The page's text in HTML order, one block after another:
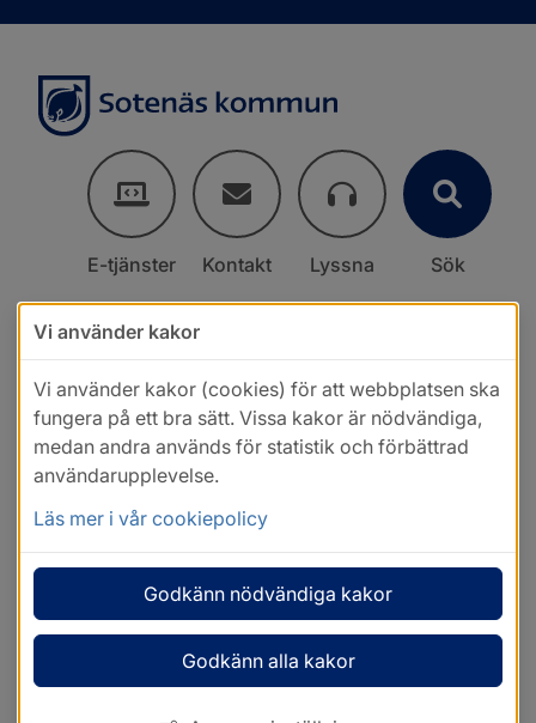
E-tjänster Kontakt Lyssna Sök
Vi använder kakor
Vi använder kakor (cookies) för att webbplatsen ska
fungera på ett bra sätt. Vissa kakor är nödvändiga,
medan andra används för statistik och förbättrad
användarupplevelse.
Läs mer i vår cookiepolicy
Godkänn nödvändiga kakor
Godkänn alla kakor